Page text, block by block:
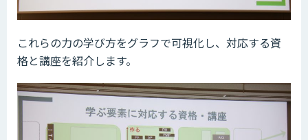
これらの力の学び方をグラフで可視化し、対応する資
格と講座を紹介します。